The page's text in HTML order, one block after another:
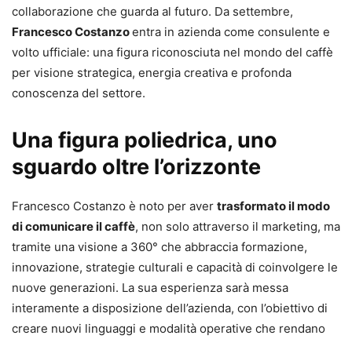
collaborazione che guarda al futuro. Da settembre,
Francesco Costanzoentra in azienda come consulente e
volto ufficiale: una figura riconosciuta nel mondo del caffè
per visione strategica, energia creativa e profonda
conoscenza del settore.
Una figura poliedrica, uno
sguardo oltre l’orizzonte
Francesco Costanzo è noto per aver trasformato il modo
di comunicare il caffè, non solo attraverso il marketing, ma
tramite una visione a 360° che abbraccia formazione,
innovazione, strategie culturali e capacità di coinvolgere le
nuove generazioni. La sua esperienza sarà messa
interamente a disposizione dell’azienda, con l’obiettivo di
creare nuovi linguaggi e modalità operative che rendano